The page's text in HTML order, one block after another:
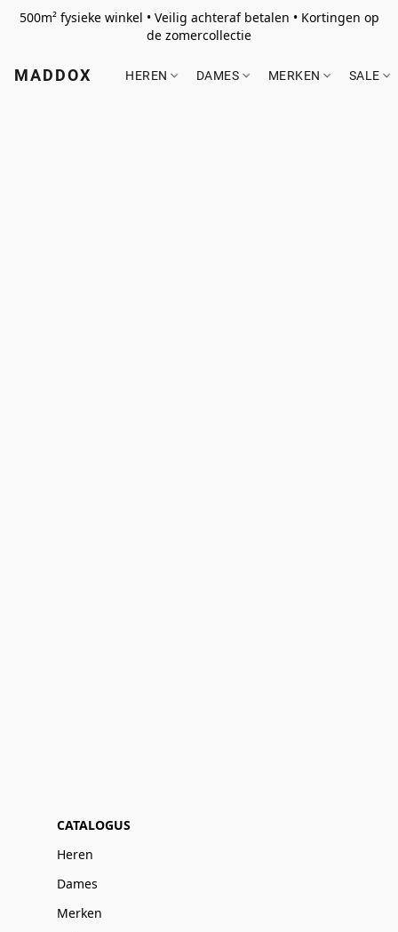
500m² fysieke winkel • Veilig achteraf betalen • Kortingen op
de zomercollectie
MADDOX HEREN DAMES MERKEN SALE
CATALOGUS
Heren
Dames
Merken